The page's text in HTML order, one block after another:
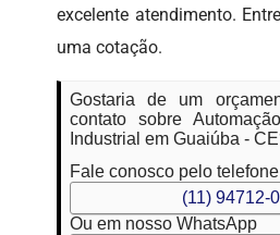
excelente atendimento.
uma cotação.
Gostaria de um
contato sobre
Industrial em Guaiúba -
Fale conosco pelo telefone
(11) 94712-
Ou em nosso WhatsApp